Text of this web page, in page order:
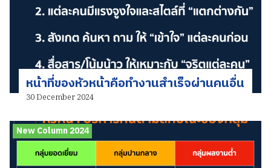
หน้าที่ของหัวหน้าคือทำงานสำเร็จผ่านคนอื่น
30 December 2024
New Column 2024